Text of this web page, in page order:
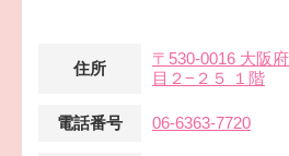
住所
〒530-0016 大阪
目２−２５ １階
電話番号 06-6363-7720